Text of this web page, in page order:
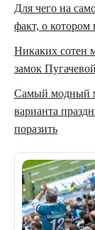
Для чего на
факт, о котором
Никаких сотен
замок
Самый модный
варианта
поразить